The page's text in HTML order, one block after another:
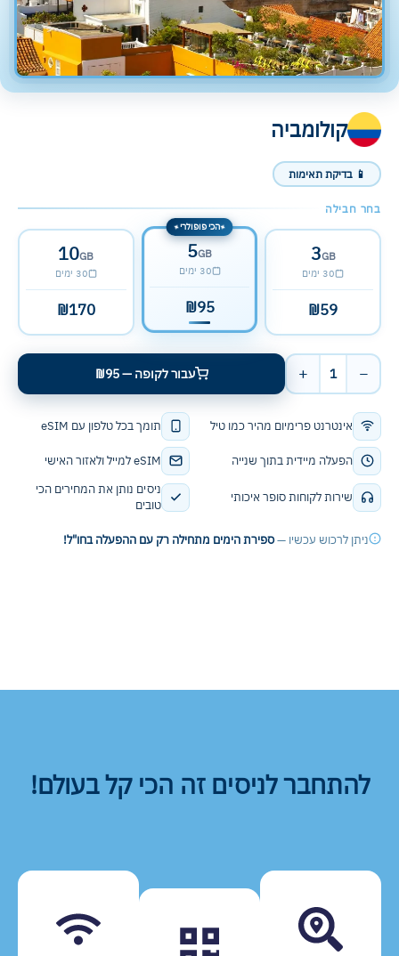
קולומביה
אינטרנט פרימיום מהיר כמו טיל תומך בכל טלפון עם eSIM
הפעלה מיידית בתוך שנייה eSIM למייל ולאזור האישי
שירות לקוחות סופר איכותי
ניסים נותן את המחירים הכי
טובים
ניתן לרכוש עכשיו —ספירת הימים מתחילה רק עם ההפעלה בחו"ל!
📱 בדיקת תאימות
בחר חבילה
3GB
30 ימים
₪59
✦הכי פופולרי✦
5GB
30 ימים
₪95
10GB
30 ימים
₪170
−
1
+ עבור לקופה — ₪95
להתחבר לניסים זה הכי קל בעולם!